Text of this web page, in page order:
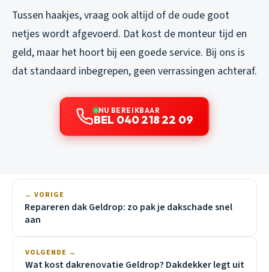
Tussen haakjes, vraag ook altijd of de oude goot
netjes wordt afgevoerd. Dat kost de monteur tijd en
geld, maar het hoort bij een goede service. Bij ons is
dat standaard inbegrepen, geen verrassingen achteraf.
NU BEREIKBAAR
BEL 040 218 22 09
← VORIGE
Repareren dak Geldrop: zo pak je dakschade snel
aan
VOLGENDE →
Wat kost dakrenovatie Geldrop? Dakdekker legt uit